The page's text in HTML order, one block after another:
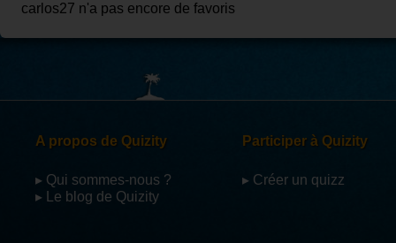
carlos27 n'a pas encore de favoris
A propos de Quizity
▸ Qui sommes-nous ?
▸ Le blog de Quizity
Participer à Quizity
▸ Créer un quizz